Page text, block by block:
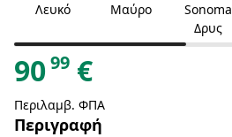
Λευκό Μαύρο
Sonoma
Δρυς
9099 €
Περιλαμβ. ΦΠΑ
Περιγραφή